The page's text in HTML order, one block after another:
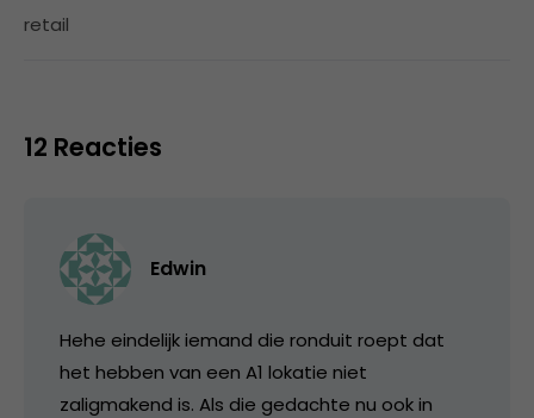
retail
12 Reacties
Edwin
Hehe eindelijk iemand die ronduit roept dat
het hebben van een A1 lokatie niet
zaligmakend is. Als die gedachte nu ook in